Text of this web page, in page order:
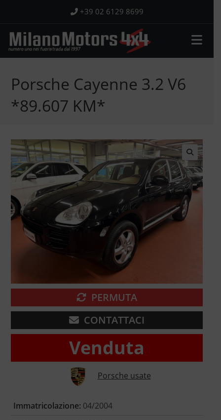
contenuto
+39 02 6129 8699
Porsche Cayenne 3.2 V6
*89.607 KM*
🔍
PERMUTA
CONTATTACI
Venduta
Porsche usate
Immatricolazione: 04/2004